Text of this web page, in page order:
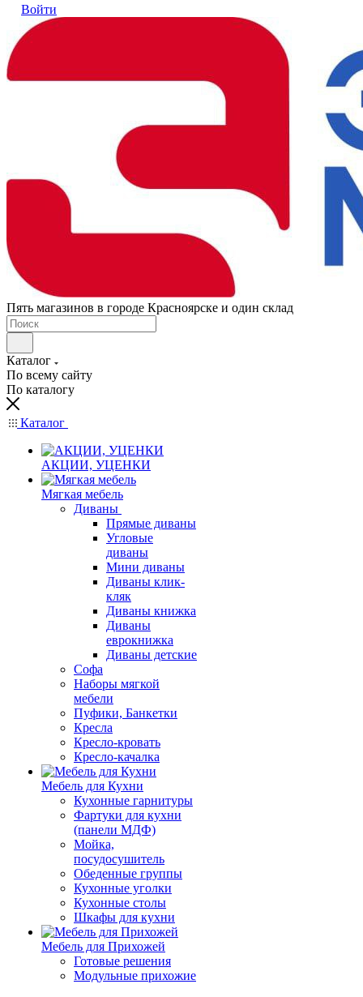
Войти
Пять магазинов в городе Красноярске и один склад
Каталог
По всему сайту
По каталогу
Каталог
АКЦИИ, УЦЕНКИ
Мягкая мебель
Диваны
Прямые диваны
Угловые
диваны
Мини диваны
Диваны клик-
кляк
Диваны книжка
Диваны
еврокнижка
Диваны детские
Софа
Наборы мягкой
мебели
Пуфики, Банкетки
Кресла
Кресло-кровать
Кресло-качалка
Мебель для Кухни
Кухонные гарнитуры
Фартуки для кухни
(панели МДФ)
Мойка,
посудосушитель
Обеденные группы
Кухонные уголки
Кухонные столы
Шкафы для кухни
Мебель для Прихожей
Готовые решения
Модульные прихожие